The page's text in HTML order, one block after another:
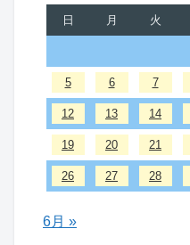
日 月 火
5 6 7
12 13 14
19 20 21
26 27 28
6月 »